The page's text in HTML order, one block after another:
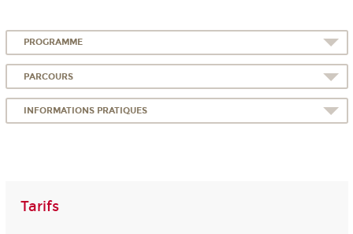
PROGRAMME
PARCOURS
INFORMATIONS PRATIQUES
Tarifs